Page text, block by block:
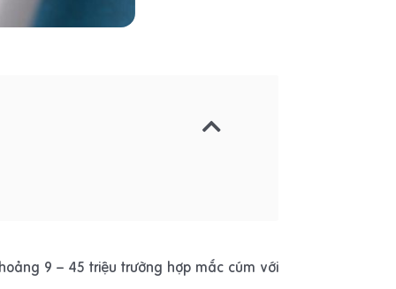
9 – 45 triệu trường hợp mắc cúm với